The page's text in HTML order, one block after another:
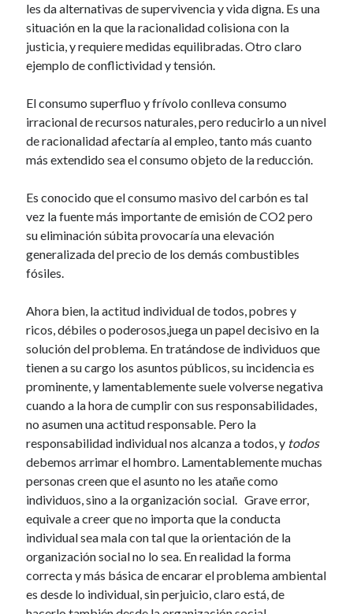
les da alternativas de supervivencia y vida digna. Es una
situación en la que la racionalidad colisiona con la
justicia, y requiere medidas equilibradas. Otro claro
ejemplo de conflictividad y tensión.
El consumo superfluo y frívolo conlleva consumo
irracional de recursos naturales, pero reducirlo a un nivel
de racionalidad afectaría al empleo, tanto más cuanto
más extendido sea el consumo objeto de la reducción.
Es conocido que el consumo masivo del carbón es tal
vez la fuente más importante de emisión de CO2 pero
su eliminación súbita provocaría una elevación
generalizada del precio de los demás combustibles
fósiles.
Ahora bien, la actitud individual de todos, pobres y
ricos, débiles o poderosos,juega un papel decisivo en la
solución del problema. En tratándose de individuos que
tienen a su cargo los asuntos públicos, su incidencia es
prominente, y lamentablemente suele volverse negativa
cuando a la hora de cumplir con sus responsabilidades,
no asumen una actitud responsable. Pero la
responsabilidad individual nos alcanza a todos, y todos
debemos arrimar el hombro. Lamentablemente muchas
personas creen que el asunto no les atañe como
individuos, sino a la organización social. Grave error,
equivale a creer que no importa que la conducta
individual sea mala con tal que la orientación de la
organización social no lo sea. En realidad la forma
correcta y más básica de encarar el problema ambiental
es desde lo individual, sin perjuicio, claro está, de